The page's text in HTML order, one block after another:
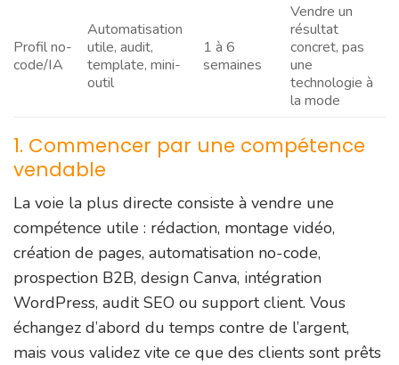
Profil no-
code/IA
Automatisation
utile, audit,
template, mini-
outil
1 à 6
semaines
Vendre un
résultat
concret, pas
une
technologie à
la mode
1. Commencer par une compétence
vendable
La voie la plus directe consiste à vendre une
compétence utile : rédaction, montage vidéo,
création de pages, automatisation no-code,
prospection B2B, design Canva, intégration
WordPress, audit SEO ou support client. Vous
échangez d’abord du temps contre de l’argent,
mais vous validez vite ce que des clients sont prêts